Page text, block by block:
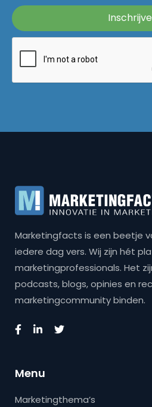
Marketingfacts is een beetje
iedere dag vers. Wij zijn hét
marketingprofessionals. Het
podcasts, blogs, opinies en
marketingcommunity binden.
Menu
Marketingthema’s